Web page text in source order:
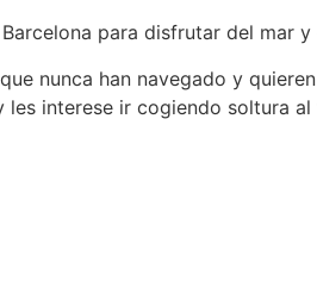
para disfrutar del mar
nunca han navegado y
les interese ir cogiendo soltura al